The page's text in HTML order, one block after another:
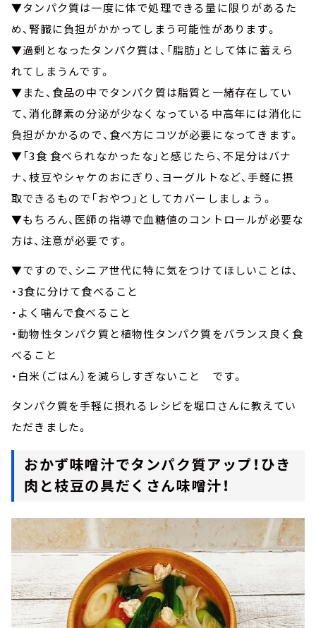
▼タンパク質は一度に体で処理できる量に限りがあるた
め、腎臓に負担がかかってしまう可能性があります。
▼過剰となったタンパク質は、「脂肪」として体に蓄えら
れてしまうんです。
▼また、食品の中でタンパク質は脂質と一緒存在してい
て、消化酵素の分泌が少なくなっている中高年には消化に
負担がかかるので、食べ方にコツが必要になってきます。
▼「3食 食べられなかったな」と感じたら、不足分はバナ
ナ、枝豆やシャケのおにぎり、ヨーグルトなど、手軽に摂
取できるもので「おやつ」としてカバーしましょう。
▼もちろん、医師の指導で血糖値のコントロールが必要な
方は、注意が必要です。
▼ですので、シニア世代に特に気をつけてほしいことは、
・3食に分けて食べること
・よく噛んで食べること
・動物性タンパク質と植物性タンパク質をバランス良く食
べること
・白米（ごはん）を減らしすぎないこと です。
タンパク質を手軽に摂れるレシピを堀口さんに教えてい
ただきました。
おかず味噌汁でタンパク質アップ！ひき
肉と枝豆の具だくさん味噌汁！